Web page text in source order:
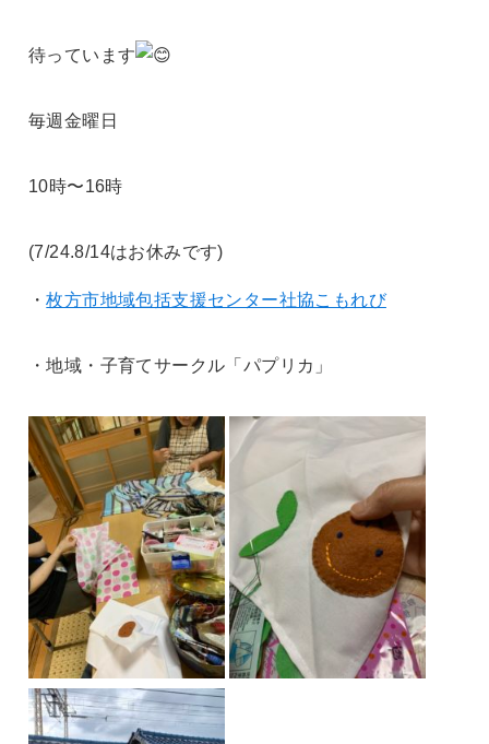
待っています
毎週金曜日
10時〜16時
(7/24.8/14はお休みです)
・枚方市地域包括支援センター社協こもれび
・地域・子育てサークル「パプリカ」